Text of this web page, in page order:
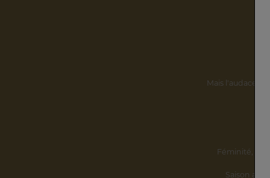
Mais l'audace, la
Féminité,
Saison